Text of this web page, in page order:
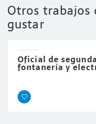
Otros trabajos
gustar
Oficial de
fontanería y